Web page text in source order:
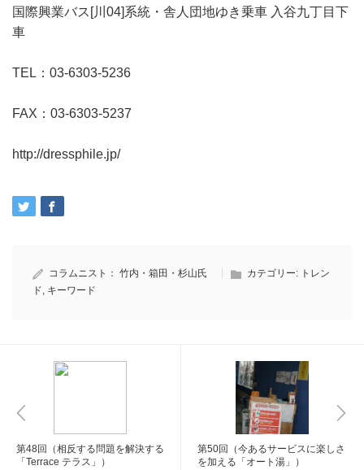
国際興業バス[川04]系統・舎人団地ゆき乗車 入谷九丁目下
車
TEL：03-6303-5236
FAX：03-6303-5237
http://dressphile.jp/
コラムニスト： 竹内・箱田・杉山氏 カテゴリー: トレン
ド, キーワード
第48回（相反する問題を解決する
「Terrace テラス」）
第50回（今あるサービスに楽しさ
を加える「オート湯」）